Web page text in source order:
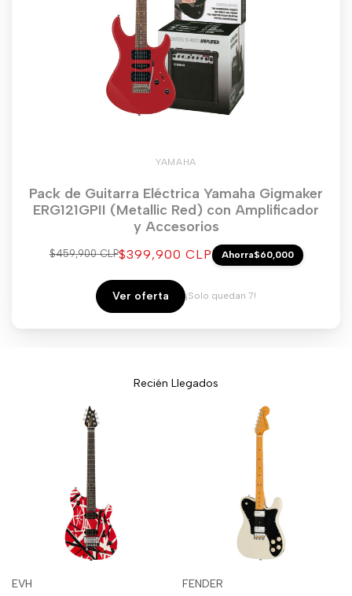
YAMAHA
Pack de Guitarra Eléctrica Yamaha Gigmaker
ERG121GPII (Metallic Red) con Amplificador
y Accesorios
Precio
$459,900 CLPPrecio
venta
$399,900 CLP Ahorra$60,000
Ver oferta ¡Solo quedan 7!
Recién Llegados
sesión
Proveedor:
EVH
sesión
sesión
Vista
Proveedor:
FENDER